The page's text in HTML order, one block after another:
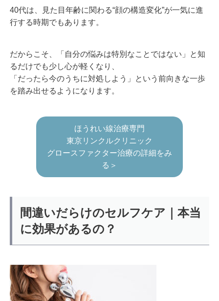
40代は、見た目年齢に関わる“顔の構造変化”が一気に進
行する時期でもあります。
だからこそ、「自分の悩みは特別なことではない」と知
るだけでも少し心が軽くなり、
「だったら今のうちに対処しよう」という前向きな一歩
を踏み出せるようになります。
ほうれい線治療専門
東京リンクルクリニック
グロースファクター治療の詳細をみ
る＞
間違いだらけのセルフケア｜本当
に効果があるの？